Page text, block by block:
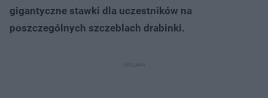
gigantyczne stawki dla uczestników na
poszczególnych szczeblach drabinki.